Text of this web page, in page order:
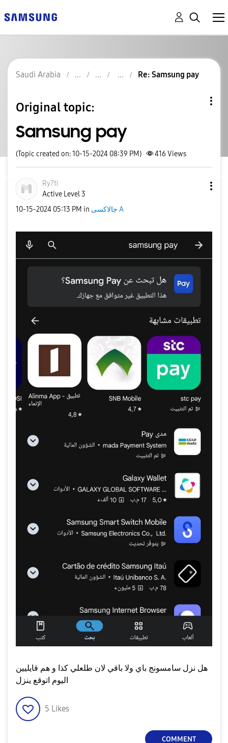
Saudi Arabia Re: Samsung pay
Original topic:
Samsung pay
(Topic created on: 10-15-2024 08:39 PM) 416 Views
Ry7ti
Active Level 3
‎10-15-2024 05:13 PM in جالاكسى A
هل نزل سامسونج باي ولا باقي لان طلعلي كذا و هم قايليين
5 Likes
COMMENT